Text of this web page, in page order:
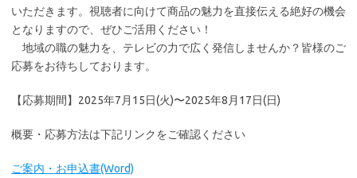
いただきます。視聴者に向けて商品の魅力を直接伝える絶好の機会
となりますので、ぜひご活用ください！
地域の職の魅力を、テレビの力で広く発信しませんか？皆様のご
応募をお待ちしております。
【応募期間】2025年7月15日(火)〜2025年8月17日(日)
概要・応募方法は下記リンクをご確認ください
ご案内・お申込書(Word)